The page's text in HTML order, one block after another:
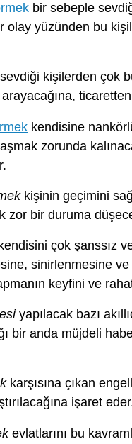
bir sebeple
yüzünden bu
sevdiği kişilerden çok
ticaretten
kendisine
zorunda
kişinin geçimini
zor bir duruma
çok şanssız
sinirlenmesine
keyfini ve
yapılacak bazı
bir anda müjdeli
karşısına çıkan
işaret
evlatlarını bu